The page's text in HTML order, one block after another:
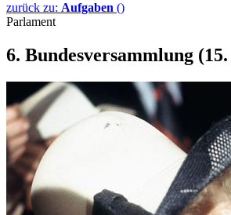
zurück zu: Aufgaben ()
Parlament
6. Bundesversammlung